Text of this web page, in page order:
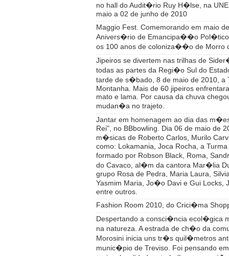
no hall do Audit�rio Ruy H�lse, na
maio a 02 de junho de 2010
Maggio Fest. Comemorando em maio
Anivers�rio de Emancipa��o
os 100 anos de coloniza��o de Morro
Jipeiros se divertem nas trilhas de
todas as partes da Regi�o Sul do
tarde de s�bado, 8 de maio de 2010, a
Montanha. Mais de 60 jipeiros
mato e lama. Por causa da chuva
mudan�a no trajeto.
Jantar em homenagem ao dia das
Rei", no BBbowling. Dia 06 de maio de
m�sicas de Roberto Carlos, Murilo
como: Lokamania, Joca Rocha, a
formado por Robson Black, Roma,
do Cavaco, al�m da cantora Mar�lia
grupo Rosa de Pedra, Maria Laura,
Yasmim Maria, Jo�o Davi e Gui Locks,
entre outros.
Fashion Room 2010, do Crici�ma
Despertando a consci�ncia ecol�gica
na natureza. A estrada de ch�o da
Morosini inicia uns tr�s quil�metros
munic�pio de Treviso. Foi pensando